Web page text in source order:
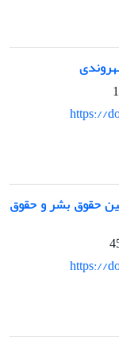
https://
حقوق بشر و حقوق
https://